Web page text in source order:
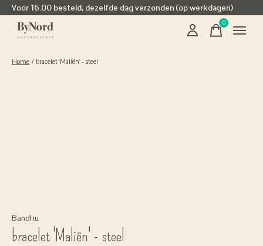
Voor 16.00 besteld, dezelfde dag verzonden (op werkdagen)
0items
Home / bracelet 'Maliën' - steel
Bandhu
bracelet 'Maliën' - steel